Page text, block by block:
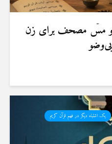
و مسّ مصحف برای زن
یک اشتباه دیگر در فهم قرآن کریم